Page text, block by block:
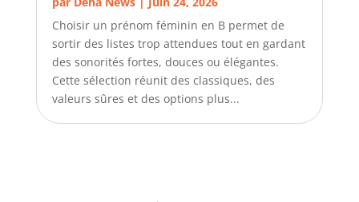
Choisir un prénom féminin en B permet de
sortir des listes trop attendues tout en gardant
des sonorités fortes, douces ou élégantes.
Cette sélection réunit des classiques, des
valeurs sûres et des options plus...